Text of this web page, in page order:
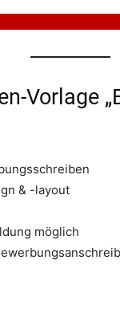
Vorlage
& -layout
möglich